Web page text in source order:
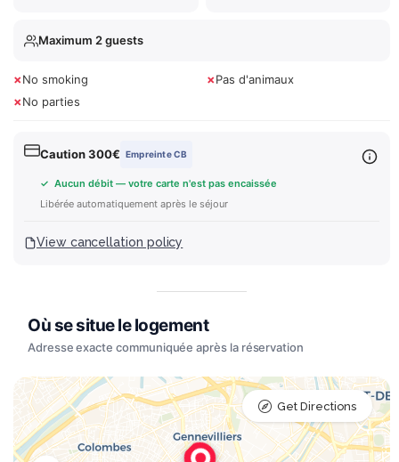
and Deezer Premium.
📍 A true wellness cocoon in a peaceful environment, just
steps from Paris.
Maximum 2 guests
×No smoking ×Pas d'animaux
×No parties
Caution 300€ Empreinte CB
✓ Aucun débit — votre carte n'est pas encaissée
Libérée automatiquement après le séjour
View cancellation policy
Get Directions